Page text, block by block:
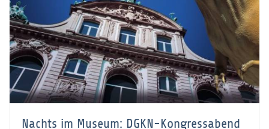
Nachts im Museum: DGKN-Kongressabend